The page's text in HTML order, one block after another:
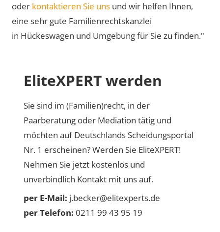
oder kontaktieren Sie uns und wir helfen Ihnen,
eine sehr gute Familienrechtskanzlei
in Hückeswagen und Umgebung für Sie zu finden."
EliteXPERT werden
Sie sind im (Familien)recht, in der
Paarberatung oder Mediation tätig und
möchten auf Deutschlands Scheidungsportal
Nr. 1 erscheinen? Werden Sie EliteXPERT!
Nehmen Sie jetzt kostenlos und
unverbindlich Kontakt mit uns auf.
per E-Mail: j.becker@elitexperts.de
per Telefon: 0211 99 43 95 19